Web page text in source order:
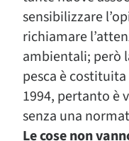
sensibilizzare
richiamare
ambientali; però
pesca è
1994, pertanto è
senza una
Le cose non